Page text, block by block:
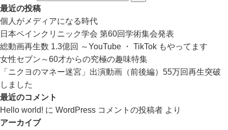
最近の投稿
個人がメディアになる時代
日本ペインクリニック学会 第60回学術集会発表
総動画再生数 1.3億回 ～YouTube ・ TikTok もやってます
女性セブン～60才からの究極の趣味特集
「ニクヨのマネー迷宮」出演動画（前後編）55万回再生突破
しました
最近のコメント
Hello world! に WordPress コメントの投稿者 より
アーカイブ